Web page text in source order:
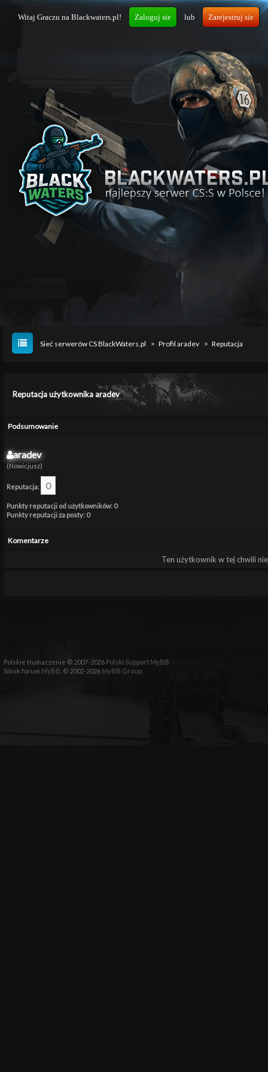
Witaj Graczu na Blackwaters.pl! Zaloguj sie lub Zarejestruj sie
Sieć serwerów CS BlackWaters.pl > Profil aradev > Reputacja
Reputacja użytkownika aradev
Podsumowanie
aradev
(Nowicjusz)
Reputacja: 0
Punkty reputacji od użytkowników: 0
Punkty reputacji za posty: 0
Komentarze
Ten użytkownik w tej chwili
Polskie tłumaczenie © 2007-2026 Polski Support MyBB
Silnik forum MyBB , © 2002-2026 MyBB Group